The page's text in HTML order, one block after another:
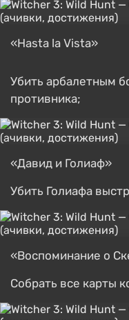
«Hasta la Vista»
Убить арбалетным
противника;
«Давид и Голиаф»
Убить Голиафа
«Воспоминание о
Собрать все карты